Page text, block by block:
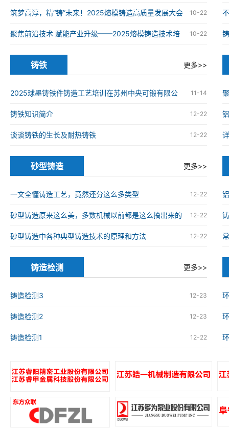
铸造高质量发展大会在南京举办 10-22
筑梦高淳，精“铸”未来！2025熔模铸造高质量发展大会
在南京高淳成功举办 10-22
聚焦前沿技术 赋能产业升级——2025熔模铸造技术培
训班在南京高淳成功举办
铸铁 更多>>
11-14
2025球墨铸铁件铸造工艺培训在苏州中央可锻有限公
司成功举办 12-22
铸铁知识简介
12-22
谈谈铸铁的生长及耐热铸铁
砂型铸造 更多>>
12-22
一文全懂铸造工艺，竟然还分这么多类型
12-22
砂型铸造原来这么美，多数机械以前都是这么搞出来的
12-22
砂型铸造中各种典型铸造技术的原理和方法
铸造检测 更多>>
12-23
铸造检测3
12-23
铸造检测2
12-22
铸造检测1